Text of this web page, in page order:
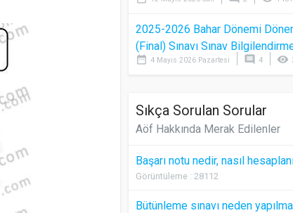
2025-2026 Bahar Dönemi
(Final) Sınavı Sınav
date_range 4 Mayıs 2026 Pazartesi comment 4 visibility
Sıkça Sorulan Sorular
Aöf Hakkında Merak Edilenler
Başarı notu nedir, nasıl
Görüntüleme : 28112
Bütünleme sınavı neden